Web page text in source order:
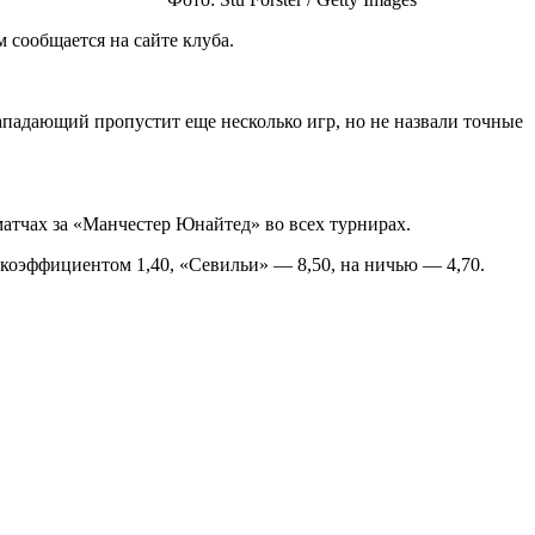
на сайте клуба.
пропустит еще несколько игр, но не назвали точные
за «Манчестер Юнайтед» во всех турнирах.
коэффициентом 1,40, «Севильи» — 8,50, на ничью — 4,70.